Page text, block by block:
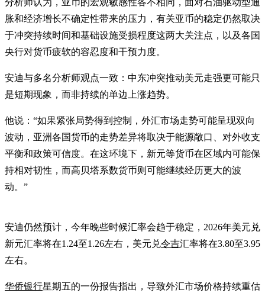
分析师认为，亚币的宏观敏感性各不相同，面对石油驱动型通
胀和经济增长不确定性带来的压力，有关亚币的稳定仍然取决
于冲突持续时间和基础设施受损程度这两大关注点，以及各国
央行对货币疲软的容忍度和干预力度。
安迪与多名分析师观点一致：中东冲突推动美元走强更可能只
是短期现象，而非持续的单边上涨趋势。
他说：“如果紧张局势得到控制，外汇市场走势可能呈现双向
波动，亚洲各国货币的走势差异将取决于能源敞口、对外收支
平衡和政策可信度。在这环境下，新元等货币在区域内可能保
持相对韧性，而高贝塔系数货币则可能继续经历更大的波
动。”
安迪仍然预计，今年晚些时候汇率会趋于稳定，2026年美元兑
新元汇率将在1.24至1.26左右，美元兑令吉汇率将在3.80至3.95
左右。
华侨银行星期五的一份报告指出，导致外汇市场价格持续重估